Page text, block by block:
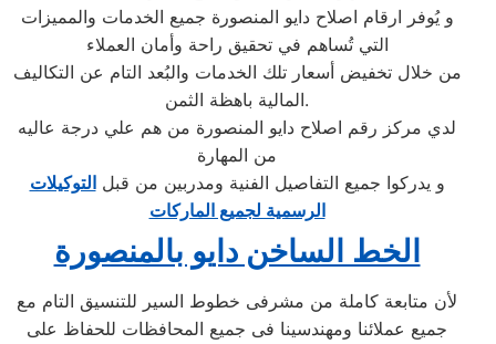
و يُوفر ارقام اصلاح دايو المنصورة جميع الخدمات والمميزات
التي تُساهم في تحقيق راحة وأمان العملاء
من خلال تخفيض أسعار تلك الخدمات والبُعد التام عن التكاليف
المالية باهظة الثمن.
لدي مركز رقم اصلاح دايو المنصورة من هم علي درجة عاليه
من المهارة
و يدركوا جميع التفاصيل الفنية ومدربين من قبلالتوكيلات
الرسمية لجميع الماركات
الخط الساخن دايو بالمنصورة
لأن متابعة كاملة من مشرفى خطوط السير للتنسيق التام مع
جميع عملائنا ومهندسينا فى جميع المحافظات للحفاظ على